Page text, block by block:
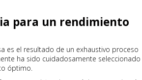
para un rendimiento
es el resultado de un exhaustivo proceso
ha sido cuidadosamente seleccionado
óptimo.